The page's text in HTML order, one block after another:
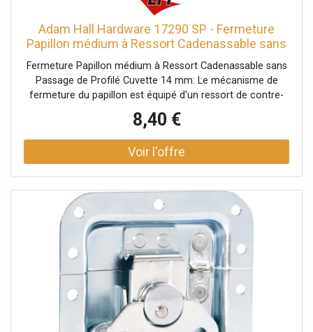
Adam Hall Hardware 17290 SP - Fermeture
Papillon médium à Ressort Cadenassable sans
Passage de - Serrures
Fermeture Papillon médium à Ressort Cadenassable sans
Passage de Profilé Cuvette 14 mm: Le mécanisme de
fermeture du papillon est équipé d'un ressort de contre-
pression qui est automatiquement guidé vers l'extérieur
dans sa position d'ouverture d'environ 30º. En cas
d'exigences supplémentaires, le crochet de verrouillage
peut également être déplacé vers l'extérieur. Données
galvanisé, Ø trous de fixation: 5,1 mm, Verrouillable: avec
oeillets pour cadenas, Type cuvette: non cranté, Taille
cuvette: moyen, Profondeur cuvette: 14 mm, Protection
par rivets: Non, avec passage de profilé: Oui, Fonction
Push-Flat: Non, Poids: 0,225 kg
8,40 €